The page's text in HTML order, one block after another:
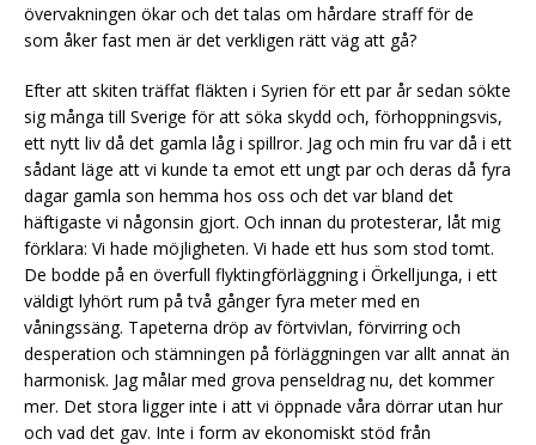
övervakningen ökar och det talas om hårdare straff för de
som åker fast men är det verkligen rätt väg att gå?
Efter att skiten träffat fläkten i Syrien för ett par år sedan sökte
sig många till Sverige för att söka skydd och, förhoppningsvis,
ett nytt liv då det gamla låg i spillror. Jag och min fru var då i ett
sådant läge att vi kunde ta emot ett ungt par och deras då fyra
dagar gamla son hemma hos oss och det var bland det
häftigaste vi någonsin gjort. Och innan du protesterar, låt mig
förklara: Vi hade möjligheten. Vi hade ett hus som stod tomt.
De bodde på en överfull flyktingförläggning i Örkelljunga, i ett
väldigt lyhört rum på två gånger fyra meter med en
våningssäng. Tapeterna dröp av förtvivlan, förvirring och
desperation och stämningen på förläggningen var allt annat än
harmonisk. Jag målar med grova penseldrag nu, det kommer
mer. Det stora ligger inte i att vi öppnade våra dörrar utan hur
och vad det gav. Inte i form av ekonomiskt stöd från